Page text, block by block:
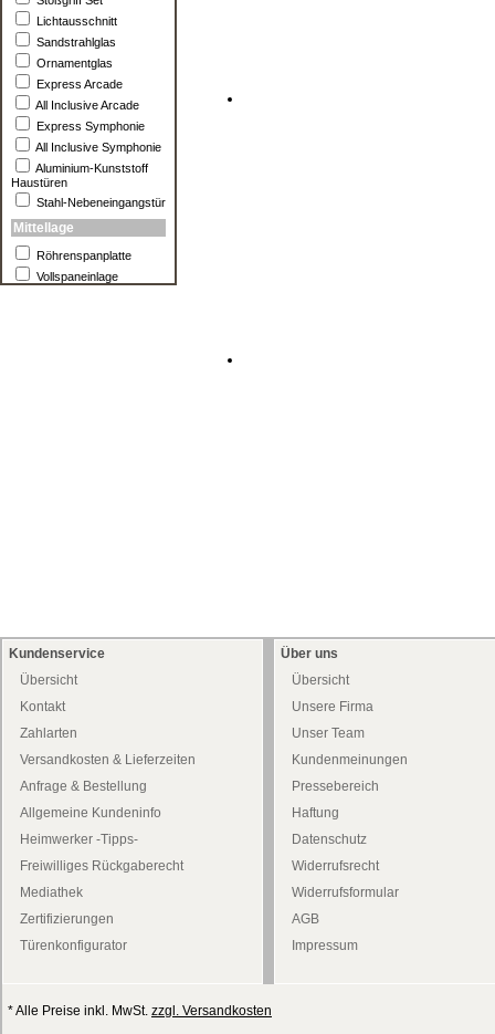
Lichtausschnitt
Sandstrahlglas
Ornamentglas
Express Arcade
All Inclusive Arcade
Express Symphonie
All Inclusive Symphonie
Aluminium-Kunststoff
Haustüren
Stahl-Nebeneingangstür
Mittellage
Röhrenspanplatte
Vollspaneinlage
Kundenservice
Übersicht
Kontakt
Zahlarten
Versandkosten & Lieferzeiten
Anfrage & Bestellung
Allgemeine Kundeninfo
Heimwerker -Tipps-
Freiwilliges Rückgaberecht
Mediathek
Zertifizierungen
Türenkonfigurator
Über uns
Übersicht
Unsere Firma
Unser Team
Kundenmeinungen
Pressebereich
Haftung
Datenschutz
Widerrufsrecht
Widerrufsformular
AGB
Impressum
* Alle Preise inkl. MwSt. zzgl. Versandkosten